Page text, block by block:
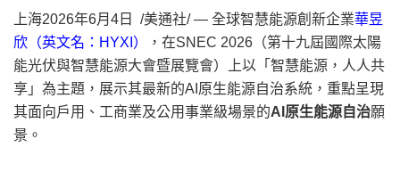
上海2026年6月4日 /美通社/ — 全球智慧能源創新企業華昱
欣（英文名：HYXI ）
，在SNEC 2026（第十九屆國際太陽
能光伏與智慧能源大會暨展覽會）上以「智慧能源，人人共
享」為主題，展示其最新的AI原生能源自治系統 ，重點呈現
其面向戶用、工商業及公用事業級場景的AI原生能源自治願
景。